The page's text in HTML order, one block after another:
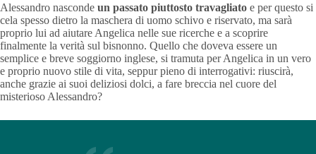
Alessandro nasconde un passato piuttosto travagliato e per questo si
cela spesso dietro la maschera di uomo schivo e riservato, ma sarà
proprio lui ad aiutare Angelica nelle sue ricerche e a scoprire
finalmente la verità sul bisnonno. Quello che doveva essere un
semplice e breve soggiorno inglese, si tramuta per Angelica in un vero
e proprio nuovo stile di vita, seppur pieno di interrogativi: riuscirà,
anche grazie ai suoi deliziosi dolci, a fare breccia nel cuore del
misterioso Alessandro?